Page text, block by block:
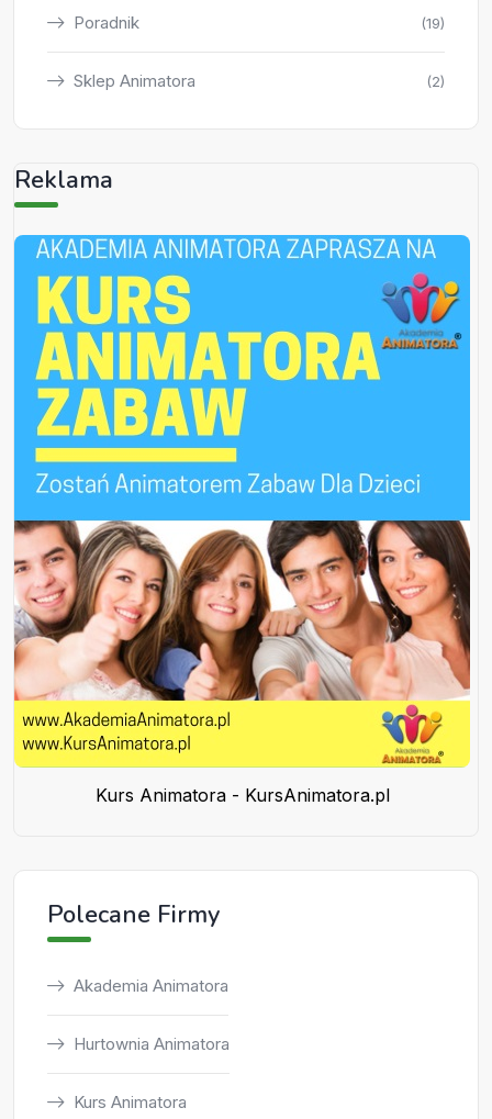
Poradnik (19)
Sklep Animatora (2)
Reklama
Kurs Animatora - KursAnimatora.pl
Polecane Firmy
Akademia Animatora
Hurtownia Animatora
Kurs Animatora